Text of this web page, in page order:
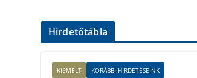
Hirdetőtábla
KIEMELT KORÁBBI HIRDETÉSEINK